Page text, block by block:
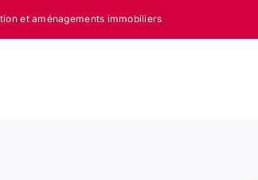
et aménagements immobiliers